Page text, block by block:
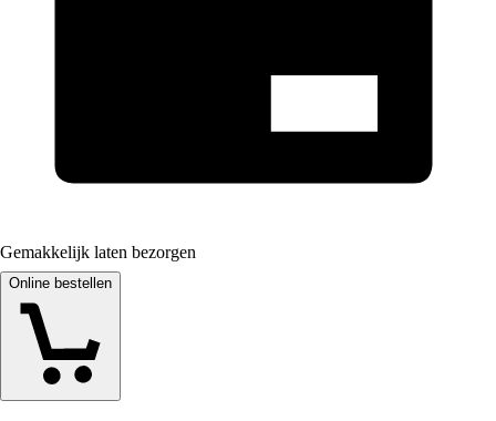
Gemakkelijk laten bezorgen
Online bestellen